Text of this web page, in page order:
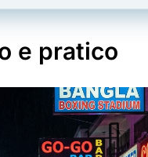
e pratico